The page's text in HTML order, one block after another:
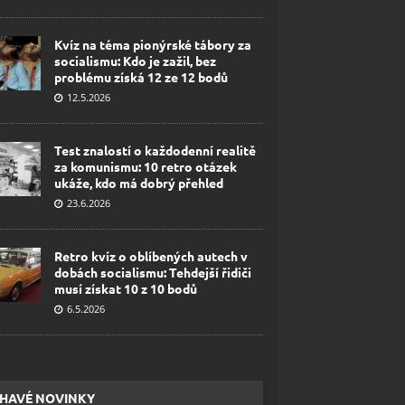
Kvíz na téma pionýrské tábory za
socialismu: Kdo je zažil, bez
problému získá 12 ze 12 bodů
12.5.2026
Test znalostí o každodenní realitě
za komunismu: 10 retro otázek
ukáže, kdo má dobrý přehled
23.6.2026
Retro kvíz o oblíbených autech v
dobách socialismu: Tehdejší řidiči
musí získat 10 z 10 bodů
6.5.2026
NOVINKY